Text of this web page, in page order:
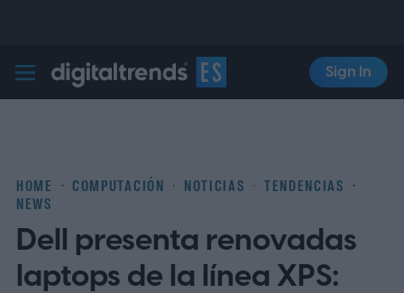
Digital Trends Español
Sign In
HOME COMPUTACIÓN NOTICIAS
TENDENCIAS
NEWS
Dell presenta renovadas
laptops de la línea XPS: